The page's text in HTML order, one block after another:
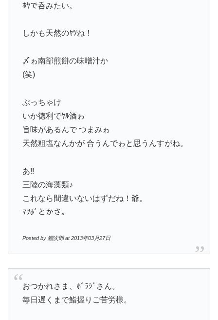
ﾎﾔで呑みたい。
しかも天然のﾔﾂね！
〆ゎ南部煎餅の味噌汁か
(笑)
ぶっちゃけ
いか徳利でﾔﾙ酒ゎ
旨味があるんで つまみゎ
天然粗塩なんかが 合うんでゎと思うんすがね。
あ!!
三陸の海藻類♪
これなら間違いないはずだね！爺。
ﾏﾂﾎﾞとかさ。
Posted by 鯔次郎 at 2013年03月27日
おつかれさま、ﾎﾞﾗｼﾞさん。
毎日遅くまで鮨握りご苦労様。